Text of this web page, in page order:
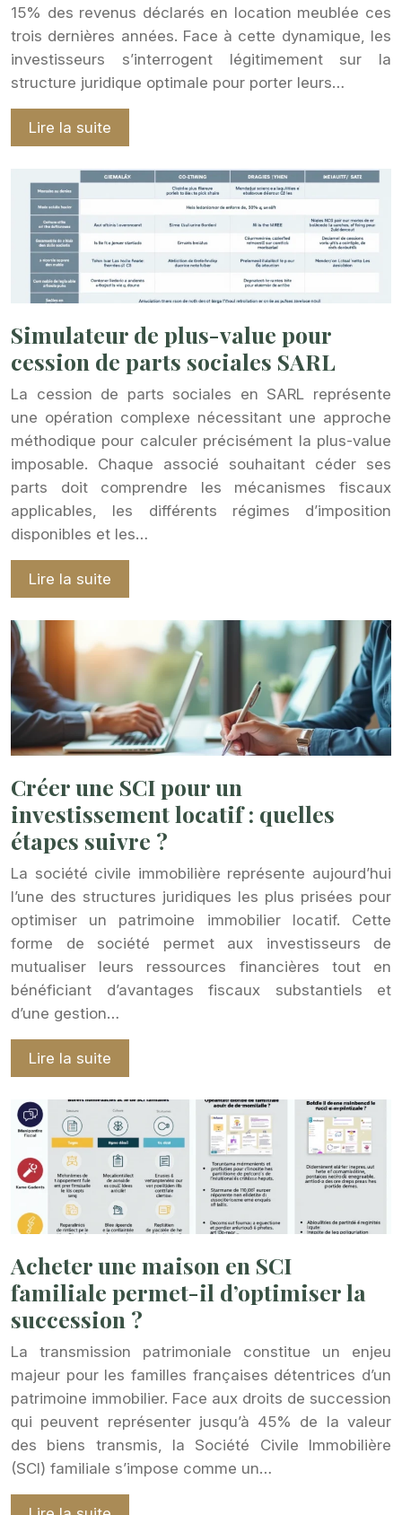
15% des revenus déclarés en location meublée ces
trois dernières années. Face à cette dynamique, les
investisseurs s’interrogent légitimement sur la
structure juridique optimale pour porter leurs…
Lire la suite
Simulateur de plus-value pour
cession de parts sociales SARL
La cession de parts sociales en SARL représente
une opération complexe nécessitant une approche
méthodique pour calculer précisément la plus-value
imposable. Chaque associé souhaitant céder ses
parts doit comprendre les mécanismes fiscaux
applicables, les différents régimes d’imposition
disponibles et les…
Lire la suite
Créer une SCI pour un
investissement locatif : quelles
étapes suivre ?
La société civile immobilière représente aujourd’hui
l’une des structures juridiques les plus prisées pour
optimiser un patrimoine immobilier locatif. Cette
forme de société permet aux investisseurs de
mutualiser leurs ressources financières tout en
bénéficiant d’avantages fiscaux substantiels et
d’une gestion…
Lire la suite
Acheter une maison en SCI
familiale permet-il d’optimiser la
succession ?
La transmission patrimoniale constitue un enjeu
majeur pour les familles françaises détentrices d’un
patrimoine immobilier. Face aux droits de succession
qui peuvent représenter jusqu’à 45% de la valeur
des biens transmis, la Société Civile Immobilière
(SCI) familiale s’impose comme un…